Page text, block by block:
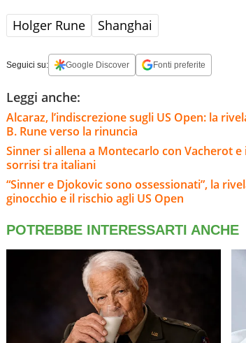
Holger Rune Shanghai
Seguici su: Google Discover Fonti preferite
Leggi anche:
Alcaraz, l’indiscrezione sugli US Open: la
B. Rune verso la rinuncia
Sinner si allena a Montecarlo con Vacherot
sorrisi tra italiani
“Sinner e Djokovic sono ossessionati”, la
ginocchio e il rischio agli US Open